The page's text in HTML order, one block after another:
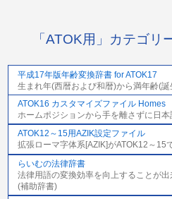
「ATOK用」カテゴリ
平成17年版年齢変換辞書 for ATOK17
生まれ年(西暦および和暦)から満年齢(
ATOK16 カスタマイズファイル Homes
ホームポジションから手を離さずに日
ATOK12～15用AZIK設定ファイル
拡張ローマ字体系[AZIK]がATOK12～15
らいむの法律辞書
法律用語の変換効率を向上することが
(補助辞書)